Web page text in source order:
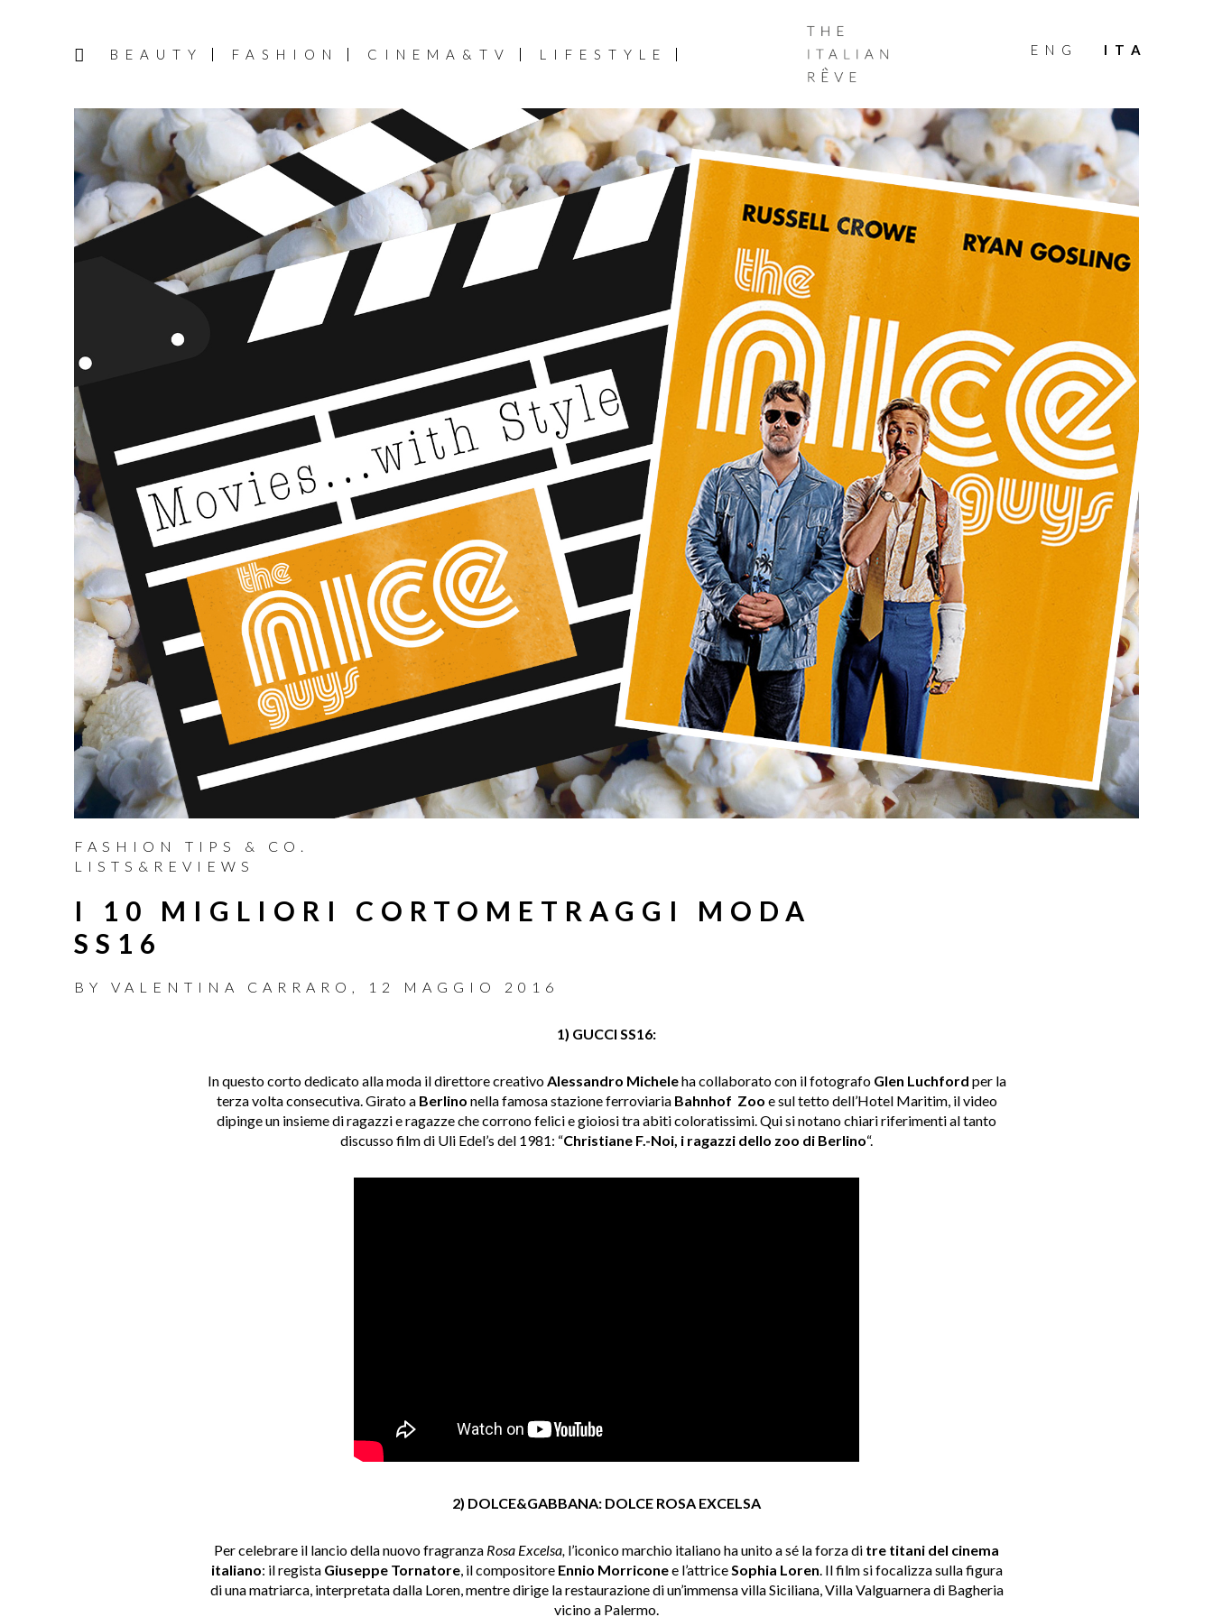
BEAUTY FASHION CINEMA&TV LIFESTYLE
ITALIAN
RÊVE
ENG ITA
FASHION TIPS & CO.
LISTS&REVIEWS
I 10 MIGLIORI CORTOMETRAGGI MODA
SS16
BY VALENTINA CARRARO 12 MAGGIO 2016
1) GUCCI SS16:
In questo corto dedicato alla moda il direttore creativo Alessandro Micheleha collaborato con il fotografo Glen Luchford per la
terza volta consecutiva. Girato a Berlino nella famosa stazione ferroviaria Bahnhof Zoo e sul tetto dell’Hotel Maritim, il video
dipinge un insieme di ragazzi e ragazze che corrono felici e gioiosi tra abiti coloratissimi. Qui si notano chiari riferimenti al tanto
discusso film di Uli Edel’s del 1981: “Christiane F.-Noi, i ragazzi dello zoo di Berlino“.
2) DOLCE&GABBANA: DOLCE ROSA EXCELSA
Per celebrare il lancio della nuovo fragranza Rosa Excelsa, l’iconico marchio italiano ha unito a sé la forza di tre titani del cinema
italiano: il regista Giuseppe Tornatore, il compositore Ennio Morriconee l’attrice Sophia Loren . Il film si focalizza sulla figura
di una matriarca, interpretata dalla Loren, mentre dirige la restaurazione di un’immensa villa Siciliana, Villa Valguarnera di Bagheria
vicino a Palermo.